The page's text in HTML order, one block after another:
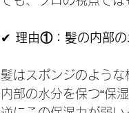
✔ 理由①：髪の内部の
髪はスポンジのような
内部の水分を保つ“保